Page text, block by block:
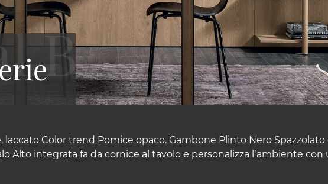
laccato Color trend Pomice opaco. Gambone Plinto Nero Spazzolato
Alto integrata fa da cornice al tavolo e personalizza l’ambiente